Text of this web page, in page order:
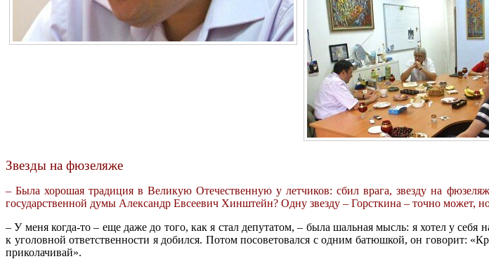
Звезды на фюзеляже
– Была хорошая традиция в Великую Отечественную у летчиков: сбил врага, звезду на
государственной думы Александр Евсеевич Хинштейн? Одну звезду – Горсткина – точно может,
– У меня когда-то – еще даже до того, как я стал депутатом, – была шальная мысль: я хотел у
к уголовной ответственности я добился. Потом посоветовался с одним батюшкой, он говорит:
приколачивай».